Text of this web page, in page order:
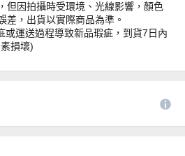
但因拍攝時受環境、光線影響，顏色
差，出貨以實際商品為準。
或運送過程導致新品瑕疵，到貨7日內
損壞)